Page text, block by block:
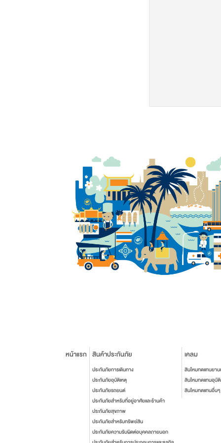
หน้าแรก สินค้าประกันภัย
ประกันภัยการเดินทาง
ประกันภัยอุบัติเหตุ
ประกันภัยรถยนต์
ประกันภัยสำหรับที่อยู่อาศัยและร้านค้า
ประกันภัยสุขภาพ
ประกันภัยสำหรับทรัพย์สิน
ประกันภัยความรับผิดต่อบุคคลภายนอก
เคลม
สินไหมทดแทนยา
สินไหมทดแทนอุบั
สินไหมทดแทนอื่นๆ